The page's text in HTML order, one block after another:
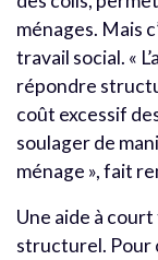
ménages. Mais
travail social. «
répondre
coût excessif
soulager de
ménage », fait
Une aide à
structurel. Pour